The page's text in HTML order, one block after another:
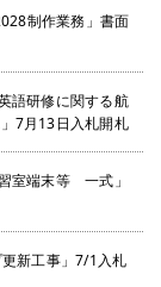
制作業務」書面
語研修に関する航
7月13日入札開札
室端末等 一式」
新工事」7/1入札